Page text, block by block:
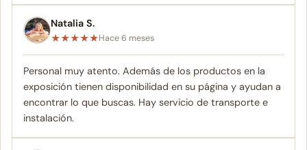
Natalia S.
★★★★★Hace 6 meses
Personal muy atento. Además de los productos en la
exposición tienen disponibilidad en su página y ayudan a
encontrar lo que buscas. Hay servicio de transporte e
instalación.